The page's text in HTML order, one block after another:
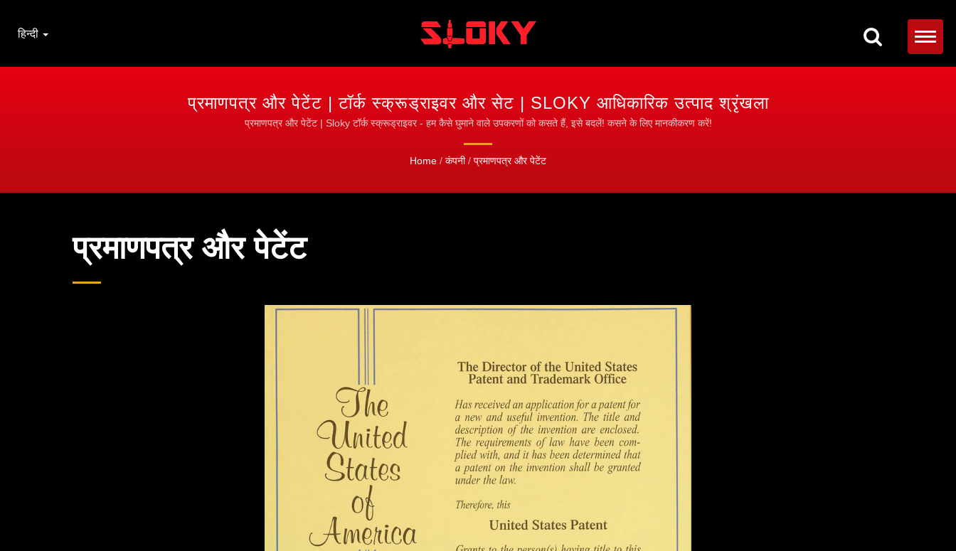
हिन्दी
प्रमाणपत्र और पेटेंट | टॉर्क स्क्रूड्राइवर और सेट | SLOKY आधिकारिक उत्पाद श्रृंखला
प्रमाणपत्र और पेटेंट | Sloky टॉर्क स्क्रूड्राइवर - हम कैसे घुमाने वाले उपकरणों को कसते हैं, इसे बदलें! कसने के लिए मानकीकरण करें!
Home / कंपनी / प्रमाणपत्र और पेटेंट
प्रमाणपत्र और पेटेंट